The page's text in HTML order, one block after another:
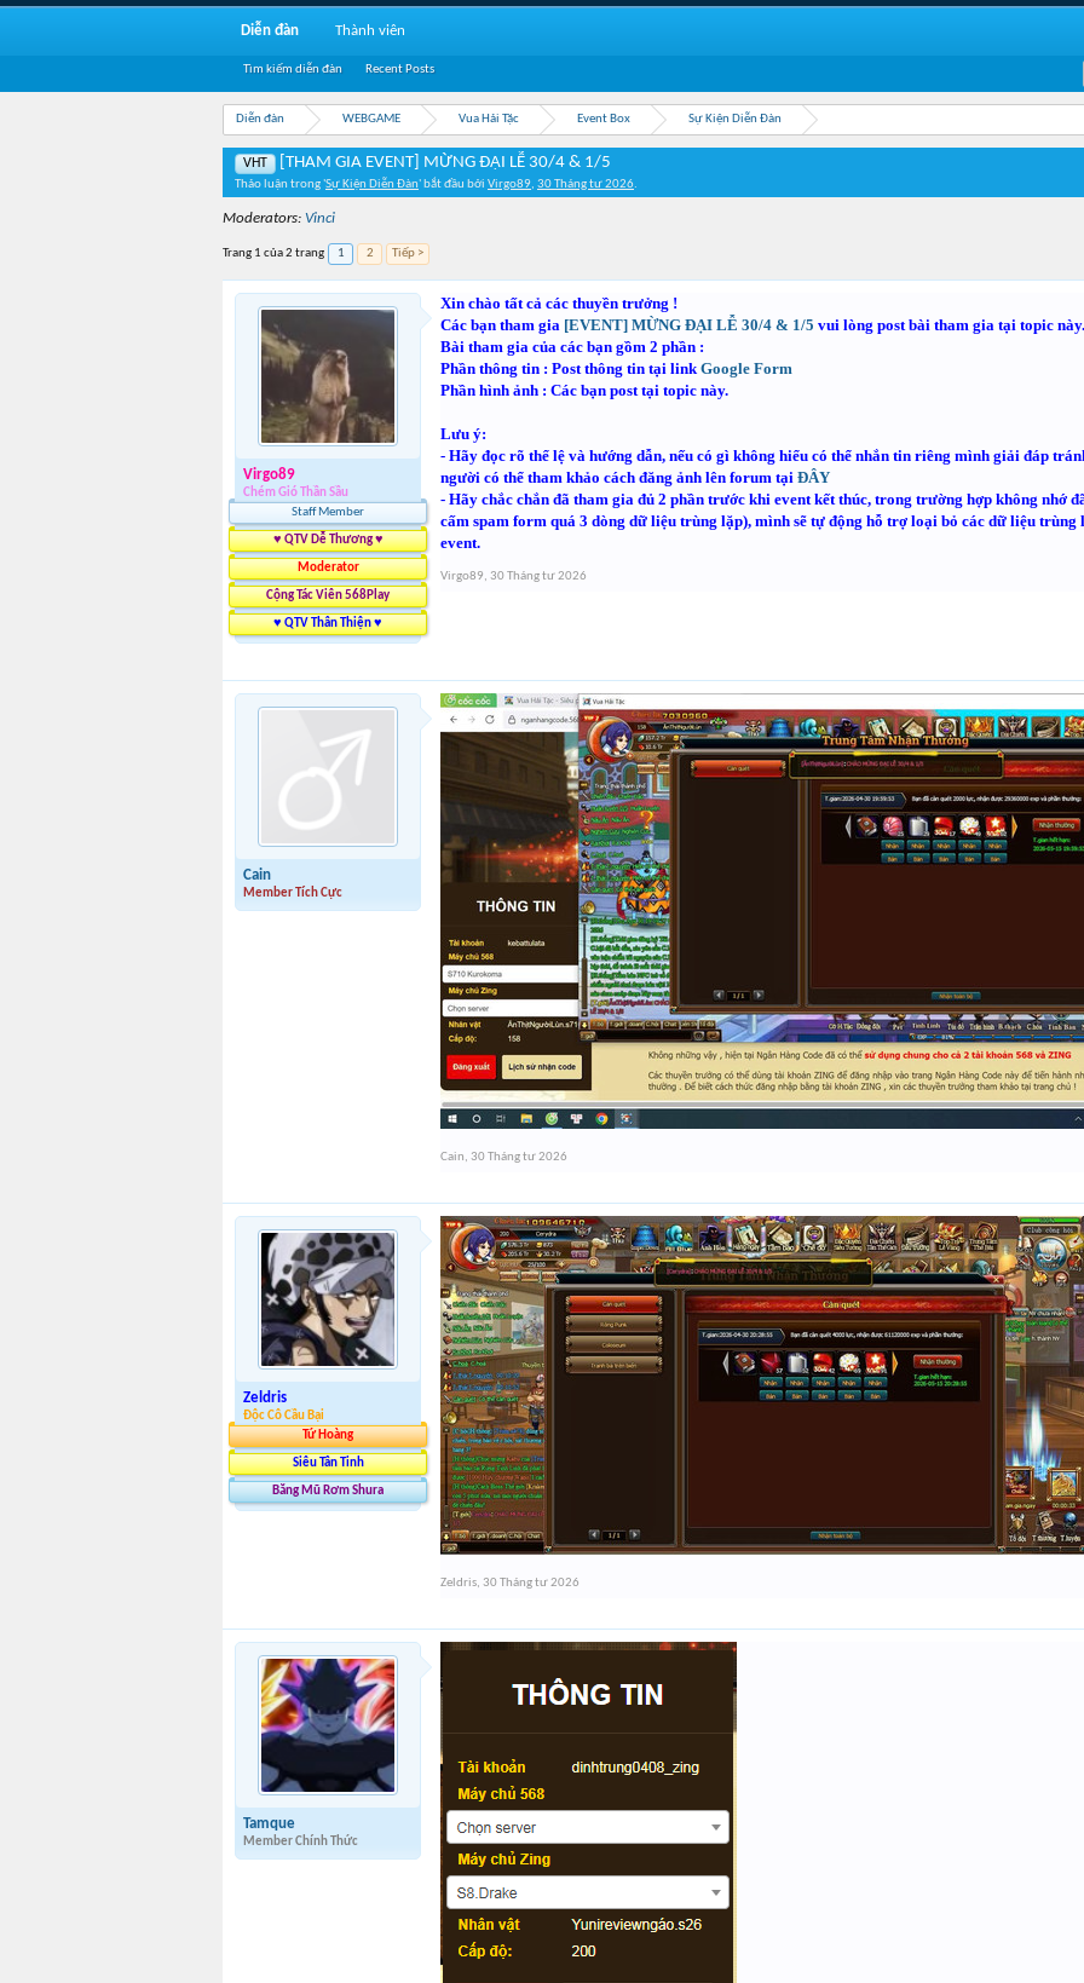
Diễn đàn WEBGAME Vua Hải Tặc Event Box Sự Kiện Diễn Đàn
VHT [THAM GIA EVENT] MỪNG ĐẠI LỄ 30/4 & 1/5
Thảo luận trong 'Sự Kiện Diễn Đàn' bắt đầu bởi Virgo89, 30 Tháng tư 2026.
Moderators: Vinci
Trang 1 của 2 trang 1 2 Tiếp >
Virgo89
Chém Gió Thần Sầu
Staff Member
♥ QTV Dễ Thương ♥
Moderator
Cộng Tác Viên 568Play
♥ QTV Thân Thiện ♥
Xin chào tất cả các thuyền trưởng !
Các bạn tham gia [EVENT] MỪNG ĐẠI LỄ 30/4 & 1/5 vui lòng post bài tham gia tại topic này.
Bài tham gia của các bạn gồm 2 phần :
Phần thông tin : Post thông tin tại linkGoogle Form
Phần hình ảnh : Các bạn post tại topic này.
Lưu ý:
- Hãy đọc rõ thể lệ và hướng dẫn, nếu có gì không hiểu có thể nhắn tin riêng mình giải đáp
người có thể tham khảo cách đăng ảnh lên forum tại ĐÂY
- Hãy chắc chắn đã tham gia đủ 2 phần trước khi event kết thúc, trong trường hợp không nhớ
cấm spam form quá 3 dòng dữ liệu trùng lặp), mình sẽ tự động hỗ trợ loại bỏ các dữ liệu
event.
Virgo89, 30 Tháng tư 2026
Cain
Member Tích Cực
Cain, 30 Tháng tư 2026
Zeldris
Độc Cô Cầu Bại
Tứ Hoàng
Siêu Tân Tinh
Băng Mũ Rơm Shura
Zeldris, 30 Tháng tư 2026
Tamque
Member Chính Thức
Diễn đàn
Tìm kiếm diễn đàn Recent Posts
Thành viên